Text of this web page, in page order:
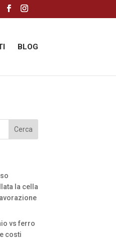
BLOG
la cella
vs ferro
costi